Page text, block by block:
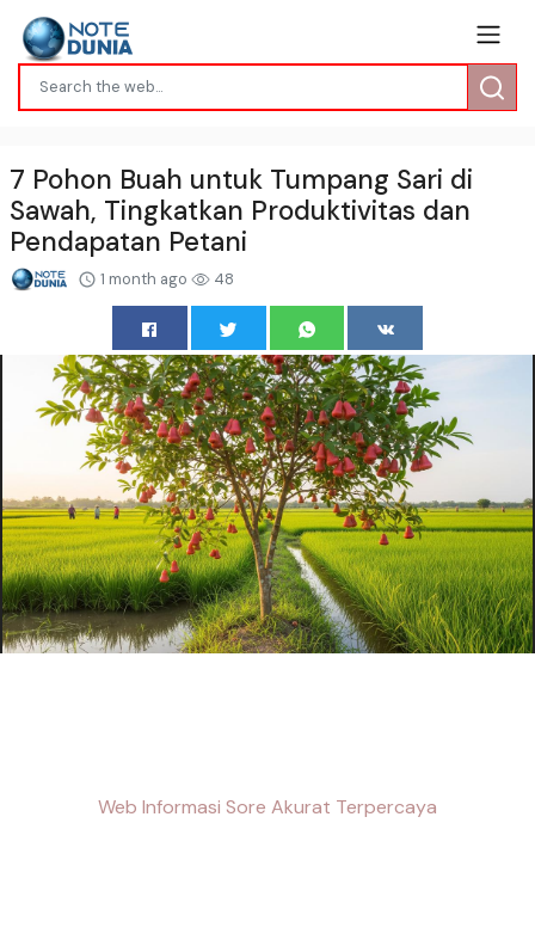
7 Pohon Buah untuk Tumpang Sari di
Sawah, Tingkatkan Produktivitas dan
Pendapatan Petani
1 month ago 48
Web Informasi Sore Akurat Terpercaya